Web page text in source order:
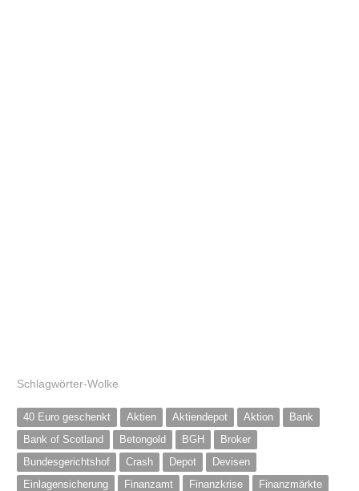
Schlagwörter-Wolke
40 Euro geschenkt Aktien Aktiendepot Aktion
Bank
Bank of Scotland
Betongold BGH
Broker
Bundesgerichtshof
Crash Depot
Devisen
Einlagensicherung
Finanzamt Finanzkrise
Finanzmärkte